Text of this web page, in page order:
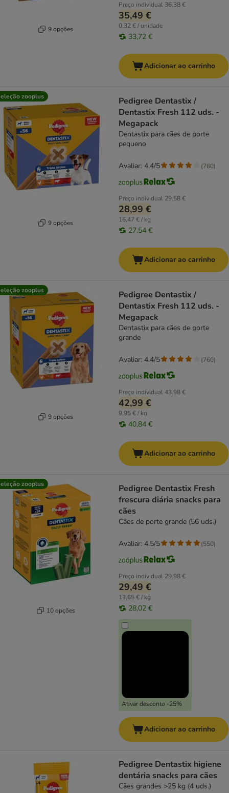
9 opções
Preço individual 36,38 €
35,49 €
0,32 € / unidade
33,72 €
Adicionar ao carrinho
zooplus
9 opções
Pedigree Dentastix /
Dentastix Fresh 112 uds. -
Megapack
Dentastix para cães de porte
pequeno
Preço individual 29,58 €
28,99 €
16,47 € / kg
27,54 €
Avaliar: 4.4/5 (760)
Adicionar ao carrinho
zooplus
9 opções
Pedigree Dentastix /
Dentastix Fresh 112 uds. -
Megapack
Dentastix para cães de porte
grande
Preço individual43,98 €
42,99 €
9,95 € / kg
40,84 €
Avaliar: 4.4/5 (760)
Adicionar ao carrinho
zooplus
10 opções
Pedigree Dentastix Fresh
frescura diária snacks para
cães
Cães de porte grande (56 uds.)
Preço individual 29,98 €
29,49 €
13,65 € / kg
28,02 €
Ativar desconto -25%
Avaliar: 4.5/5 (550)
Adicionar ao carrinho
Pedigree Dentastix higiene
dentária snacks para cães
Cães grandes >25 kg (4 uds.)